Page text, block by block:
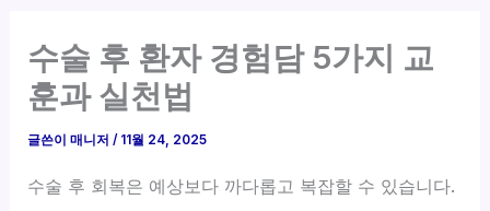
수술 후 환자 경험담 5가지 교
훈과 실천법
글쓴이매니저/ 11월 24, 2025
수술 후 회복은 예상보다 까다롭고 복잡할 수 있습니다.